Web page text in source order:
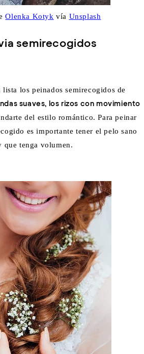
Olenka Kotyk vía Unsplash
semirecogidos
los peinados semirecogidos de
suaves, los rizos con movimiento
del estilo romántico. Para peinar
es importante tener el pelo sano
que tenga volumen.